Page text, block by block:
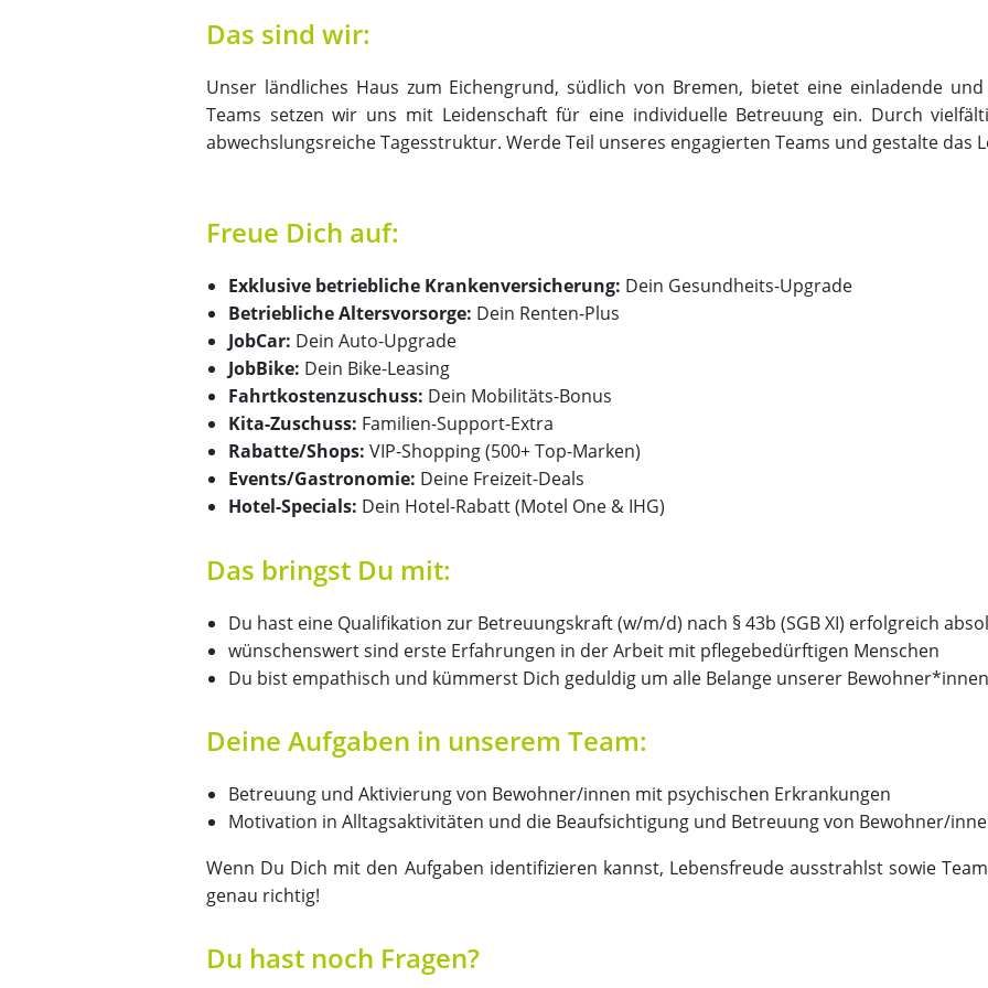
Das sind wir:
Unser ländliches Haus zum Eichengrund, südlich von Bremen, bietet eine einladende
Teams setzen wir uns mit Leidenschaft für eine individuelle Betreuung ein. Durch
abwechslungsreiche Tagesstruktur. Werde Teil unseres engagierten Teams und gestalte das
Freue Dich auf:
Exklusive betriebliche Krankenversicherung: Dein Gesundheits-Upgrade
Betriebliche Altersvorsorge: Dein Renten-Plus
JobCar: Dein Auto-Upgrade
JobBike: Dein Bike-Leasing
Fahrtkostenzuschuss: Dein Mobilitäts-Bonus
Kita-Zuschuss: Familien-Support-Extra
Rabatte/Shops: VIP-Shopping (500+ Top-Marken)
Events/Gastronomie: Deine Freizeit-Deals
Hotel-Specials: Dein Hotel-Rabatt (Motel One & IHG)
Das bringst Du mit:
Du hast eine Qualifikation zur Betreuungskraft (w/m/d) nach § 43b (SGB XI) erfolgreich
wünschenswert sind erste Erfahrungen in der Arbeit mit pflegebedürftigen Menschen
Du bist empathisch und kümmerst Dich geduldig um alle Belange unserer
Deine Aufgaben in unserem Team:
Betreuung und Aktivierung von Bewohner/innen mit psychischen Erkrankungen
Motivation in Alltagsaktivitäten und die Beaufsichtigung und Betreuung von Bewohner/
Wenn Du Dich mit den Aufgaben identifizieren kannst, Lebensfreude ausstrahlst sowie
genau richtig!
Du hast noch Fragen?